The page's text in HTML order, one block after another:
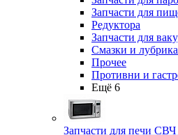
Запчасти для
Редуктора
Запчасти для
Смазки и
Прочее
Противни и
Ещё 6
Запчасти для печи